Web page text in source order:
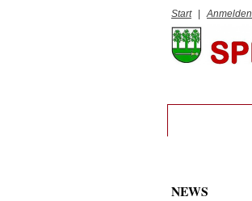
Start| Anmelden
NEWS